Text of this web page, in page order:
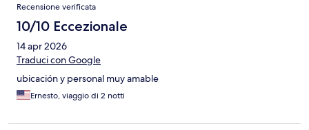
Recensione verificata
10/10 Eccezionale
14 apr 2026
Traduci con Google
ubicación y personal muy amable
Ernesto, viaggio di 2 notti